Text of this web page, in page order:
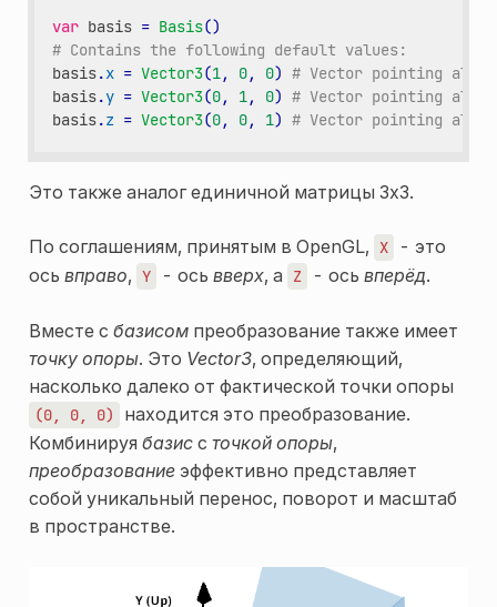
var basis = Basis()
# Contains the following default values:
basis.x = Vector3(1, 0, 0) # Vector pointing
basis.y = Vector3(0, 1, 0) # Vector pointing
basis.z = Vector3(0, 0, 1) # Vector pointing
Это также аналог единичной матрицы 3x3.
По соглашениям, принятым в OpenGL, X
- это
ось вправо, Y - ось вверх, а Z - ось вперёд.
Вместе с базисомпреобразование также имеет
точку опоры. Это Vector3, определяющий,
насколько далеко от фактической точки опоры
(0, 0, 0)
находится это преобразование.
Комбинируя базисс точкой опоры,
преобразованиеэффективно представляет
собой уникальный перенос, поворот и масштаб
в пространстве.